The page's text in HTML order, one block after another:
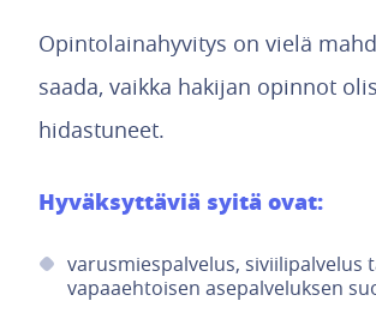
Opintolainahyvitys on vielä
saada, vaikka hakijan opinnot
hidastuneet.
Hyväksyttäviä syitä ovat:
varusmiespalvelus, siviilipalvelus
vapaaehtoisen asepalveluksen